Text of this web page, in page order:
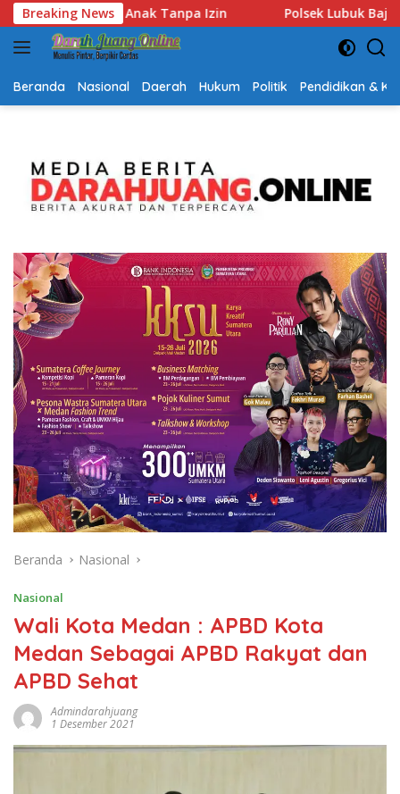
Langsung
ke
konten
Breaking News
Lubuk Baja Amankan Dua Tersangka Beserta 74
Beranda Nasional Daerah Hukum Politik Pendidikan &
Beranda Nasional
Nasional
Wali Kota Medan : APBD Kota
Medan Sebagai APBD Rakyat dan
APBD Sehat
Admindarahjuang
1 Desember 2021